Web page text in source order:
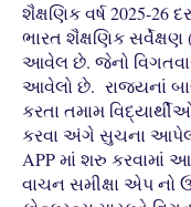
શૈક્ષણિક વર્ષ 2025-26
ભારત શૈક્ષણિક સર્વેક્ષણ
આવેલ છે. જેનો
આવેલો છે. રાજ્યનાં
કરતા તમામ
કરવા અંગે સુચના આપેલ
APP માં શરુ કરવામાં
વાચન સમીક્ષા એપ